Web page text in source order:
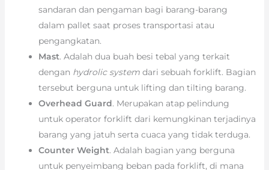
sandaran dan pengaman bagi barang-barang
dalam pallet saat proses transportasi atau
pengangkatan.
Mast. Adalah dua buah besi tebal yang terkait
dengan hydrolic systemdari sebuah forklift. Bagian
tersebut berguna untuk lifting dan tilting barang.
Overhead Guard. Merupakan atap pelindung
untuk operator forklift dari kemungkinan terjadinya
barang yang jatuh serta cuaca yang tidak terduga.
Counter Weight. Adalah bagian yang berguna
untuk penyeimbang beban pada forklift, di mana